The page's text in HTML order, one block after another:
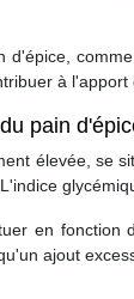
d'épice,
à
pain
élevée, se
en fonction
ajout